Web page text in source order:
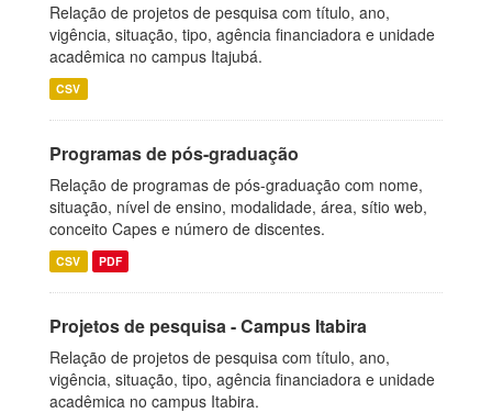
Relação de projetos de pesquisa com título, ano,
vigência, situação, tipo, agência financiadora e unidade
acadêmica no campus Itajubá.
CSV
Programas de pós-graduação
Relação de programas de pós-graduação com nome,
situação, nível de ensino, modalidade, área, sítio web,
conceito Capes e número de discentes.
CSV PDF
Projetos de pesquisa - Campus Itabira
Relação de projetos de pesquisa com título, ano,
vigência, situação, tipo, agência financiadora e unidade
acadêmica no campus Itabira.